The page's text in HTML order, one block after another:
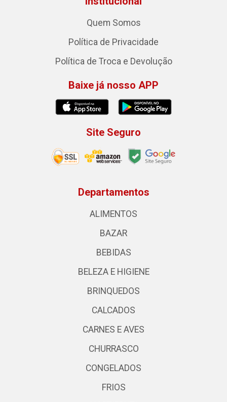
Quem Somos
Política de Privacidade
Política de Troca e Devolução
Baixe já nosso APP
Site Seguro
Departamentos
ALIMENTOS
BAZAR
BEBIDAS
BELEZA E HIGIENE
BRINQUEDOS
CALCADOS
CARNES E AVES
CHURRASCO
CONGELADOS
FRIOS